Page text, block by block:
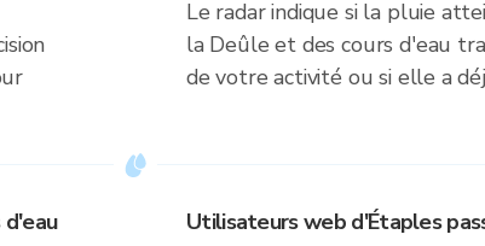
Le radar indique si la pluie
la Deûle et des cours d'eau
de votre activité ou si elle a
Utilisateurs web d'Étaples